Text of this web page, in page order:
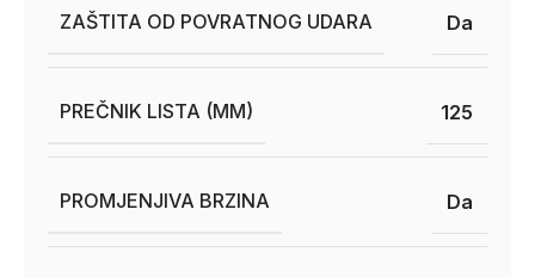
ZAŠTITA OD POVRATNOG UDARA Da
PREČNIK LISTA (MM) 125
PROMJENJIVA BRZINA Da